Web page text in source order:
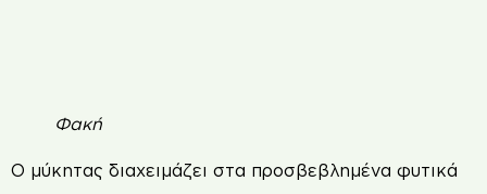
Φακή
O µύκητας διαχειµάζει στα προσβεβληµένα φυτικά